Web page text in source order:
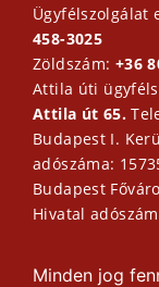
Ügyfélszolgálat
458-3025
Zöldszám: +36
Attila úti
Attila út 65.
Budapest I.
adószáma:
Budapest
Hivatal
Minden jog